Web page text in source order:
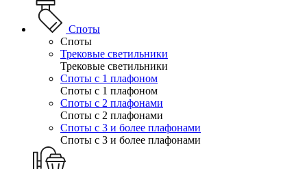
Споты
Споты
Трековые светильники
Трековые светильники
Споты с 1 плафоном
Споты с 1 плафоном
Споты с 2 плафонами
Споты с 2 плафонами
Споты с 3 и более плафонами
Споты с 3 и более плафонами